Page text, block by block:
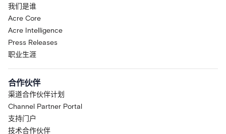
我们是谁
Acre Core
Acre Intelligence
Press Releases
职业生涯
合作伙伴
渠道合作伙伴计划
Channel Partner Portal
支持门户
技术合作伙伴